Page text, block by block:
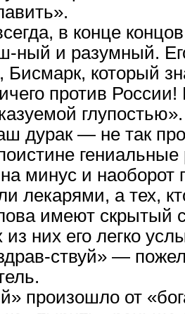
в конце
ный и разумный.
который
против
глупостью».
дурак — не так
минус и наоборот
лекарями, а тех,
имеют скрытый
них его легко
ствуй» —
произошло от